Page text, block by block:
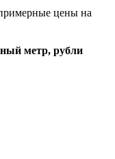
цены на
метр, рубли